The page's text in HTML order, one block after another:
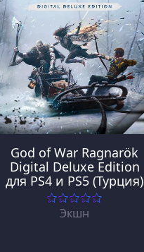
God of War Ragnarök
Digital Deluxe Edition
для PS4 и PS5 (Турция)
Экшн